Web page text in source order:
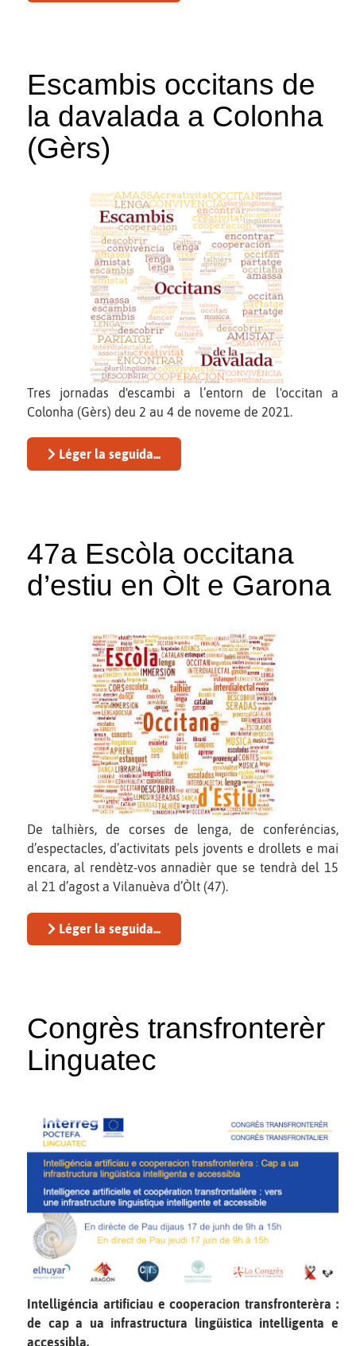
Escambis occitans de
la davalada a Colonha
(Gèrs)
Tres jornadas d'escambi a l’entorn de l'occitan a
Colonha (Gèrs) deu 2 au 4 de noveme de 2021.
Léger la seguida...
47a Escòla occitana
d’estiu en Òlt e Garona
De talhièrs, de corses de lenga, de conferéncias,
d’espectacles, d’activitats pels jovents e drollets e mai
encara, al rendètz-vos annadièr que se tendrà del 15
al 21 d’agost a Vilanuèva d’Òlt (47).
Léger la seguida...
Congrès transfronterèr
Linguatec
Intelligéncia artificiau e cooperacion transfronterèra :
de cap a ua infrastructura lingüistica intelligenta e
accessibla.